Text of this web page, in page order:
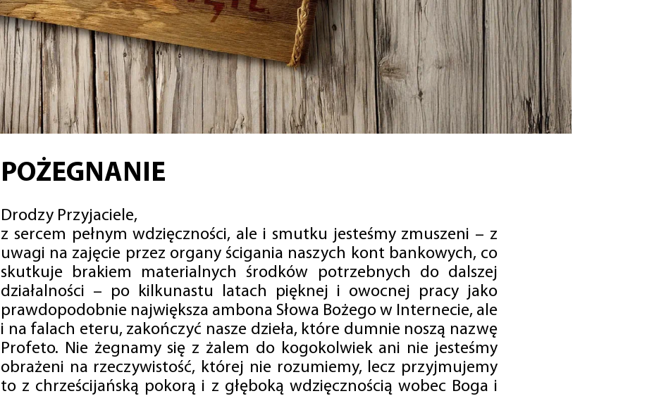
POŻEGNANIE
Drodzy Przyjaciele,
z sercem pełnym wdzięczności, ale i smutku jesteśmy zmuszeni – z
uwagi na zajęcie przez organy ścigania naszych kont bankowych, co
skutkuje brakiem materialnych środków potrzebnych do dalszej
działalności – po kilkunastu latach pięknej i owocnej pracy jako
prawdopodobnie największa ambona Słowa Bożego w Internecie, ale
i na falach eteru, zakończyć nasze dzieła, które dumnie noszą nazwę
Profeto. Nie żegnamy się z żalem do kogokolwiek ani nie jesteśmy
obrażeni na rzeczywistość, której nie rozumiemy, lecz przyjmujemy
to z chrześcijańską pokorą i z głęboką wdzięcznością wobec Boga i